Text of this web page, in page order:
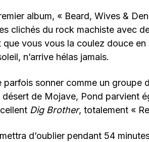
album, « Beard, Wives &
clichés du rock machiste avec
vous vous la coulez douce en
n’arrive hélas jamais.
sonner comme un groupe
de Mojave, Pond parvient
Dig Brother, totalement «
d’oublier pendant 54